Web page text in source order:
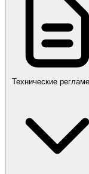
Технические